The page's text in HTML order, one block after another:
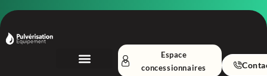
Espace
concessionnaires